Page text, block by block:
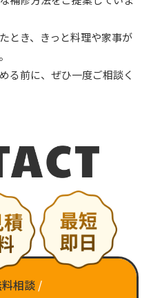
とき、きっと料理や家事が
る前に、ぜひ一度ご相談く
相談 /